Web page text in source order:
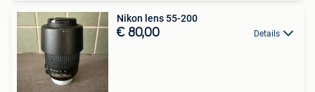
Nikon lens 55-200
€ 80,00 Details